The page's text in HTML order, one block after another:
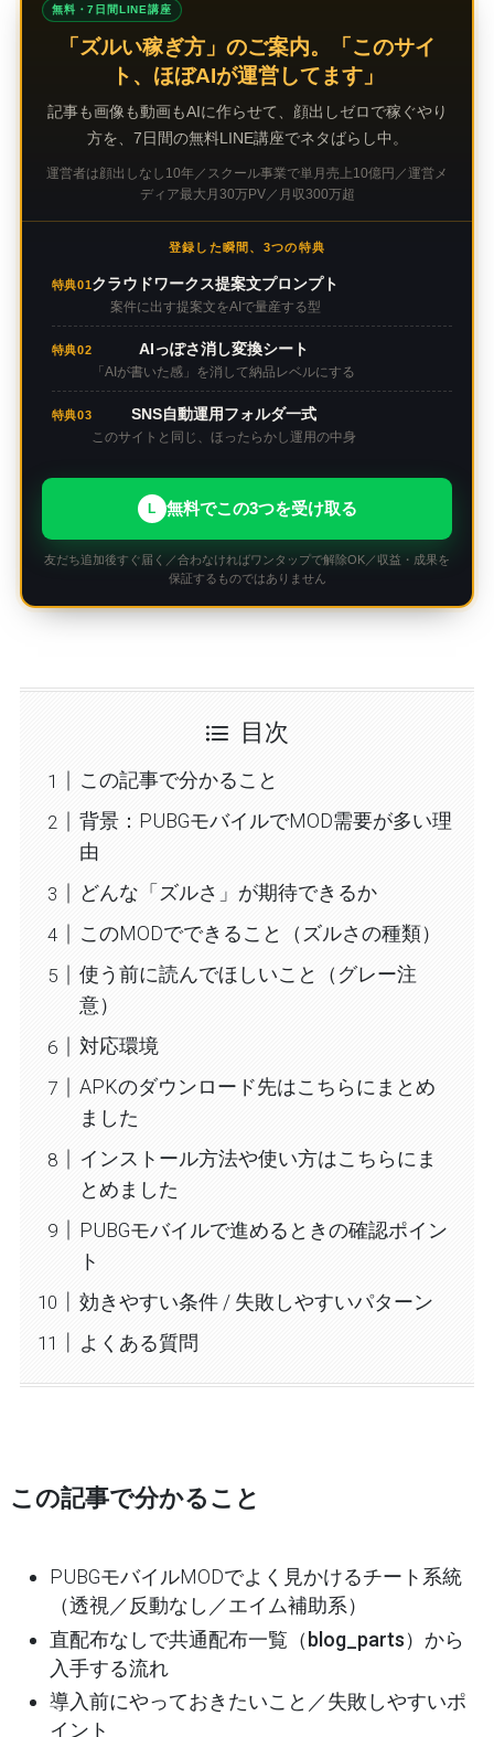
無料・7日間LINE講座
「ズルい稼ぎ方」のご案内。「このサイ
ト、ほぼAIが運営してます」
記事も画像も動画もAIに作らせて、顔出しゼロで稼ぐやり
方を、7日間の無料LINE講座でネタばらし中。
運営者は顔出しなし10年／スクール事業で単月売上10億円／運営メ
ディア最大月30万PV／月収300万超
登録した瞬間、3つの特典
特典01クラウドワークス提案文プロンプト
案件に出す提案文をAIで量産する型
特典02 AIっぽさ消し変換シート
「AIが書いた感」を消して納品レベルにする
特典03 SNS自動運用フォルダ一式
このサイトと同じ、ほったらかし運用の中身
L 無料でこの3つを受け取る
友だち追加後すぐ届く／合わなければワンタップで解除OK／収益・成果を
保証するものではありません
目次
この記事で分かること
背景：PUBGモバイルでMOD需要が多い理
由
どんな「ズルさ」が期待できるか
このMODでできること（ズルさの種類）
使う前に読んでほしいこと（グレー注
意）
対応環境
APKのダウンロード先はこちらにまとめ
ました
インストール方法や使い方はこちらにま
とめました
PUBGモバイルで進めるときの確認ポイン
ト
効きやすい条件 / 失敗しやすいパターン
よくある質問
この記事で分かること
PUBGモバイルMODでよく見かけるチート系統
（透視／反動なし／エイム補助系）
直配布なしで共通配布一覧（blog_parts） から
入手する流れ
導入前にやっておきたいこと／失敗しやすいポ
イント